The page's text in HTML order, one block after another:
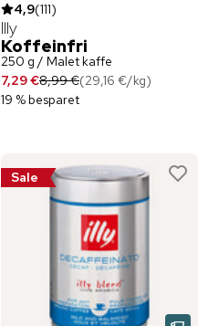
4,9(111)
Illy
Koffeinfri
250 g / Malet kaffe
7,29 €8,99 €(29,16 €/kg)
19 % besparet
Sale